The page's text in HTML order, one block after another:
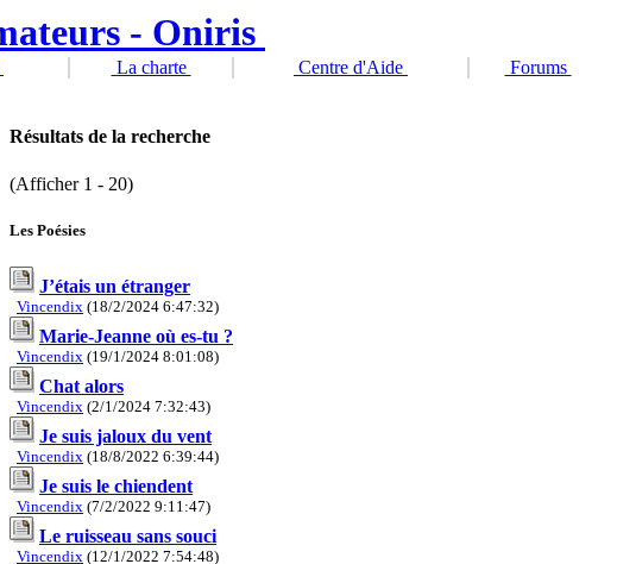
La charte Centre d'Aide
Forums
Résultats de la recherche
(Afficher 1 - 20)
Les Poésies
J’étais un étranger
Vincendix (18/2/2024 6:47:32)
Marie-Jeanne où es-tu ?
Vincendix (19/1/2024 8:01:08)
Chat alors
Vincendix (2/1/2024 7:32:43)
Je suis jaloux du vent
Vincendix (18/8/2022 6:39:44)
Je suis le chiendent
Vincendix (7/2/2022 9:11:47)
Le ruisseau sans souci
Vincendix (12/1/2022 7:54:48)